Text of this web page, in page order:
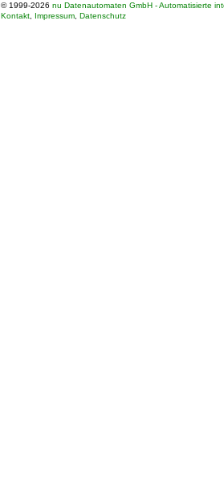
© 1999-2026 nu Datenautomaten GmbH - Automatisierte
Kontakt
Impressum Datenschutz